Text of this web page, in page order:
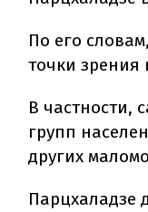
По его
точки зрения
В частности,
групп
других
Парцхаладзе